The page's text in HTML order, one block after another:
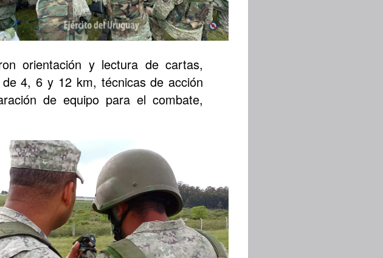
orientación y lectura de cartas,
4, 6 y 12 km, técnicas de acción
de equipo para el combate,